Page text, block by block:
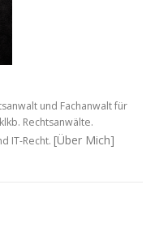
und Fachanwalt für
Rechtsanwälte.
IT-Recht. [Über Mich]